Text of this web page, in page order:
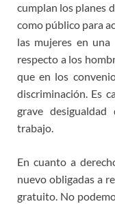
cumplan los planes
como público para
las mujeres en
respecto a los
que en los
discriminación. Es
grave
trabajo.
En cuanto a
nuevo obligadas a
gratuito. No